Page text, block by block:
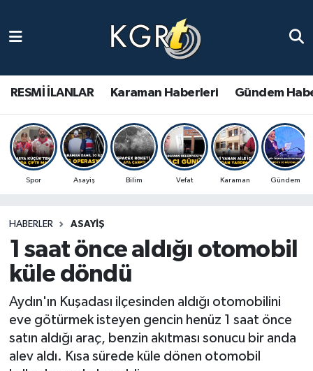
RESMİ İLANLAR Karaman Haberleri Gündem
Spor Asayiş Bilim Vefat Karaman Gündem
HABERLER ASAYIŞ
1 saat önce aldığı otomobil
küle döndü
Aydın'ın Kuşadası ilçesinden aldığı otomobilini
eve götürmek isteyen gencin henüz 1 saat önce
satın aldığı araç, benzin akıtması sonucu bir anda
alev aldı. Kısa sürede küle dönen otomobil
Gündem Haberleri
Güncel Haberler
Spor Haberleri
Ulusal Haberler
Vefat Edenler